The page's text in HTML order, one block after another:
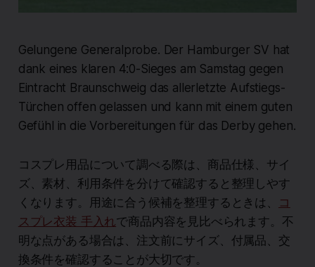
Gelungene Generalprobe. Der Hamburger SV hat
dank eines klaren 4:0-Sieges am Samstag gegen
Eintracht Braunschweig das allerletzte Aufstiegs-
Türchen offen gelassen und kann mit einem guten
Gefühl in die Vorbereitungen für das Derby gehen.
コスプレ用品について調べる際は、商品仕様、サイ
ズ、素材、利用条件を分けて確認すると整理しやす
くなります。用途に合う候補を整理するときは、
コ
スプレ衣装 手入れで商品内容を見比べられます。不
明な点がある場合は、注文前にサイズ、付属品、交
換条件を確認することが大切です。